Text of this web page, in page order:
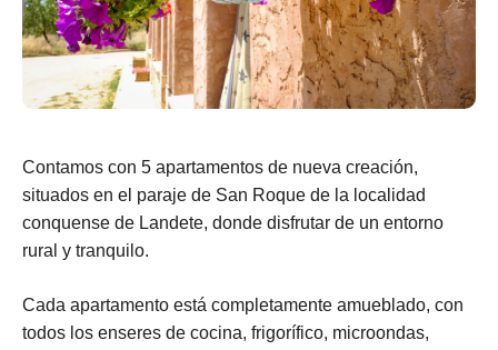
Contamos con 5 apartamentos de nueva creación,
situados en el paraje de San Roque de la localidad
conquense de Landete, donde disfrutar de un entorno
rural y tranquilo.
Cada apartamento está completamente amueblado, con
todos los enseres de cocina, frigorífico, microondas,